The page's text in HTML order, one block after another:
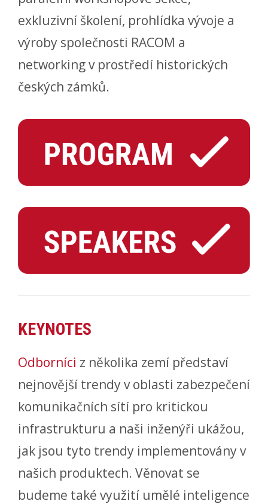
exkluzivní školení, prohlídka vývoje a
výroby společnosti RACOM a
networking v prostředí historických
českých zámků.
KEYNOTES
Odborníci z několika zemí představí
nejnovější trendy v oblasti zabezpečení
komunikačních sítí pro kritickou
infrastrukturu a naši inženýři ukážou,
jak jsou tyto trendy implementovány v
našich produktech. Věnovat se
budeme také využití umělé inteligence